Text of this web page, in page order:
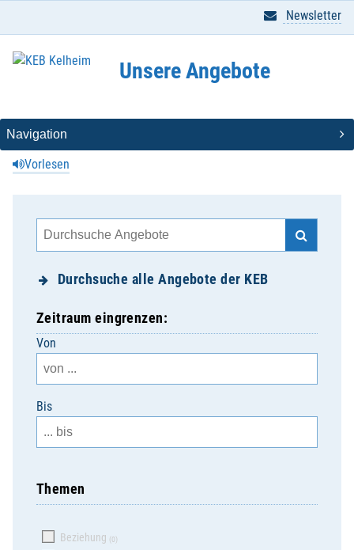
Vorlesen
Newsletter
Unsere Angebote
Durchsuche alle Angebote der KEB
Zeitraum eingrenzen:
Von
Bis
Themen
Beziehung (0)